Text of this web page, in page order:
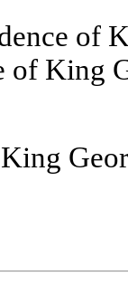
of
of King